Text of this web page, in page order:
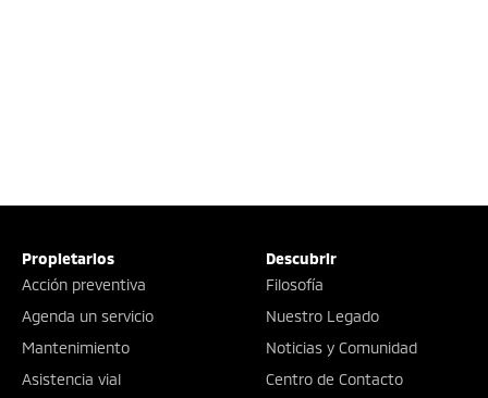
Propietarios
Acción preventiva
Agenda un servicio
Mantenimiento
Asistencia vial
Descubrir
Filosofía
Nuestro Legado
Noticias y Comunidad
Centro de Contacto